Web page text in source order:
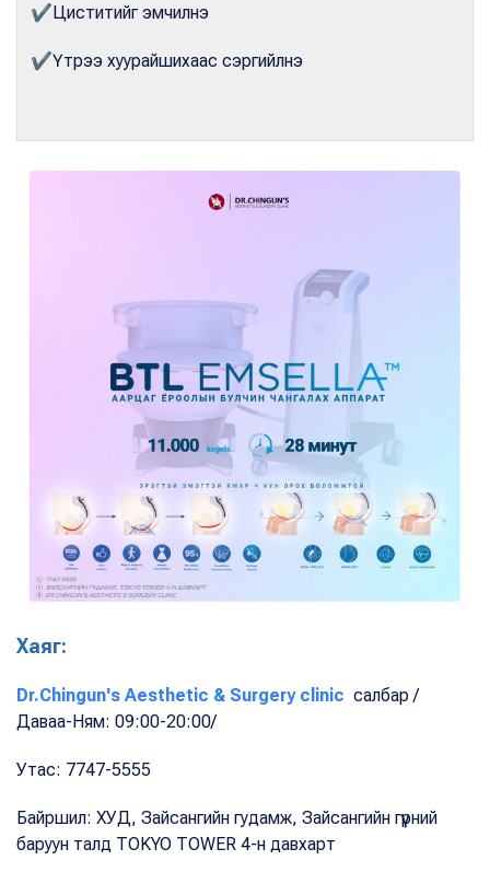
✔Циститийг эмчилнэ
✔Үтрээ хуурайшихаас сэргийлнэ
Хаяг:
Dr.Chingun's Aesthetic & Surgery clinic салбар /
Даваа-Ням: 09:00-20:00/
Утас: 7747-5555
Байршил: ХУД, Зайсангийн гудамж, Зайсангийн гүүрний
баруун талд TOKYO TOWER 4-н давхарт